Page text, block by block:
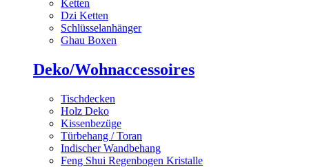
Ketten
Dzi Ketten
Schlüsselanhänger
Ghau Boxen
Deko/Wohnaccessoires
Tischdecken
Holz Deko
Kissenbezüge
Türbehang / Toran
Indischer Wandbehang
Feng Shui Regenbogen Kristalle